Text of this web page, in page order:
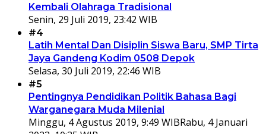
Kembali Olahraga Tradisional
Senin, 29 Juli 2019, 23:42 WIB
#4
Latih Mental Dan Disiplin Siswa Baru, SMP Tirta
Jaya Gandeng Kodim 0508 Depok
Selasa, 30 Juli 2019, 22:46 WIB
#5
Pentingnya Pendidikan Politik Bahasa Bagi
Warganegara Muda Milenial
Minggu, 4 Agustus 2019, 9:49 WIBRabu, 4 Januari